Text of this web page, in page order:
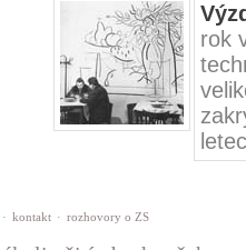
rok
· kontakt · rozhovory o ZS